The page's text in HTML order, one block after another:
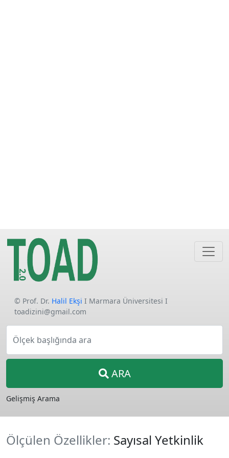
© Prof. Dr. Halil Ekşi I Marmara Üniversitesi I
toadizini@gmail.com
Ölçek başlığında ara
ARA
Gelişmiş Arama
Ölçülen Özellikler: Sayısal Yetkinlik